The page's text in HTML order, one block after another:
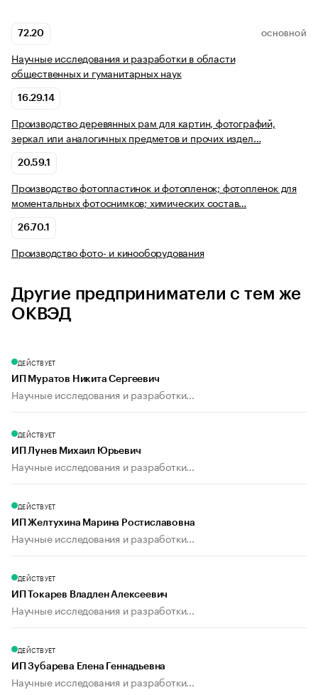
72.20 ОСНОВНОЙ
Научные исследования и разработки в области
общественных и гуманитарных наук
16.29.14
Производство деревянных рам для картин, фотографий,
зеркал или аналогичных предметов и прочих издел…
20.59.1
Производство фотопластинок и фотопленок; фотопленок для
моментальных фотоснимков; химических состав…
26.70.1
Производство фото- и кинооборудования
Другие предприниматели с тем же
ОКВЭД
ДЕЙСТВУЕТ
ИП Муратов Никита Сергеевич
Научные исследования и разработки...
ДЕЙСТВУЕТ
ИП Лунев Михаил Юрьевич
Научные исследования и разработки...
ДЕЙСТВУЕТ
ИП Желтухина Марина Ростиславовна
Научные исследования и разработки...
ДЕЙСТВУЕТ
ИП Токарев Владлен Алексеевич
Научные исследования и разработки...
ДЕЙСТВУЕТ
ИП Зубарева Елена Геннадьевна
Научные исследования и разработки...